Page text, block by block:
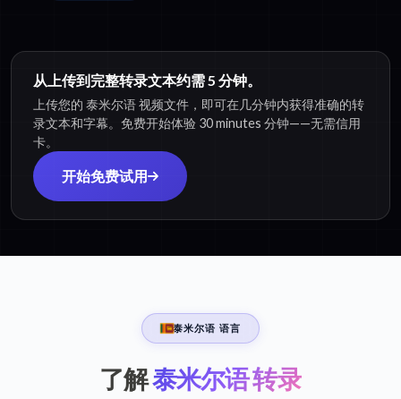
从上传到完整转录文本约需 5 分钟。
上传您的 泰米尔语 视频文件，即可在几分钟内获得准确的转
录文本和字幕。免费开始体验 30 minutes 分钟——无需信用
卡。
开始免费试用
泰米尔语 语言
了解泰米尔语 转录